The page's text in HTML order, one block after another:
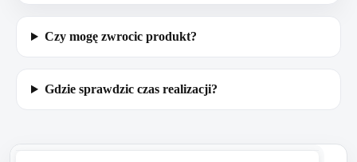
Czy mogę zwrocic produkt?
Gdzie sprawdzic czas realizacji?